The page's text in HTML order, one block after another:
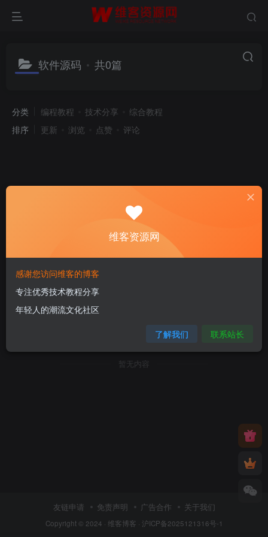
软件源码 共0篇
分类 编程教程 技术分享
综合教程
排序
更新 浏览 点赞 评论
暂无内容
友链申请 免责声明 广告合作 关于我们
Copyright © 2024 · 维客博客 · 沪ICP备2025121316号-1
维客资源网
感谢您访问维客的博客
专注优秀技术教程分享
年轻人的潮流文化社区
了解我们 联系站长